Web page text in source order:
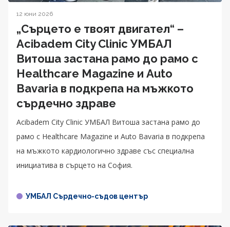
12 юни 2026
„Сърцето е твоят двигател“ –
Acibadem City Clinic УМБАЛ
Витоша застана рамо до рамо с
Healthcare Magazine и Auto
Bavaria в подкрепа на мъжкото
сърдечно здраве
Acibadem City Clinic УМБАЛ Витоша застана рамо до
рамо с Healthcare Magazine и Auto Bavaria в подкрепа
на мъжкото кардиологично здраве със специална
инициатива в сърцето на София.
УМБАЛ Сърдечно-съдов център